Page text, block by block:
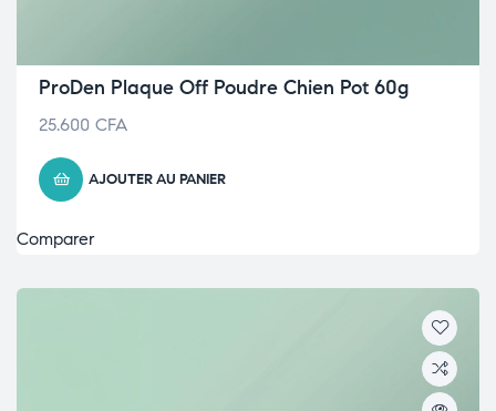
ProDen Plaque Off Poudre Chien Pot 60g
25.600 CFA
AJOUTER AU PANIER
Comparer